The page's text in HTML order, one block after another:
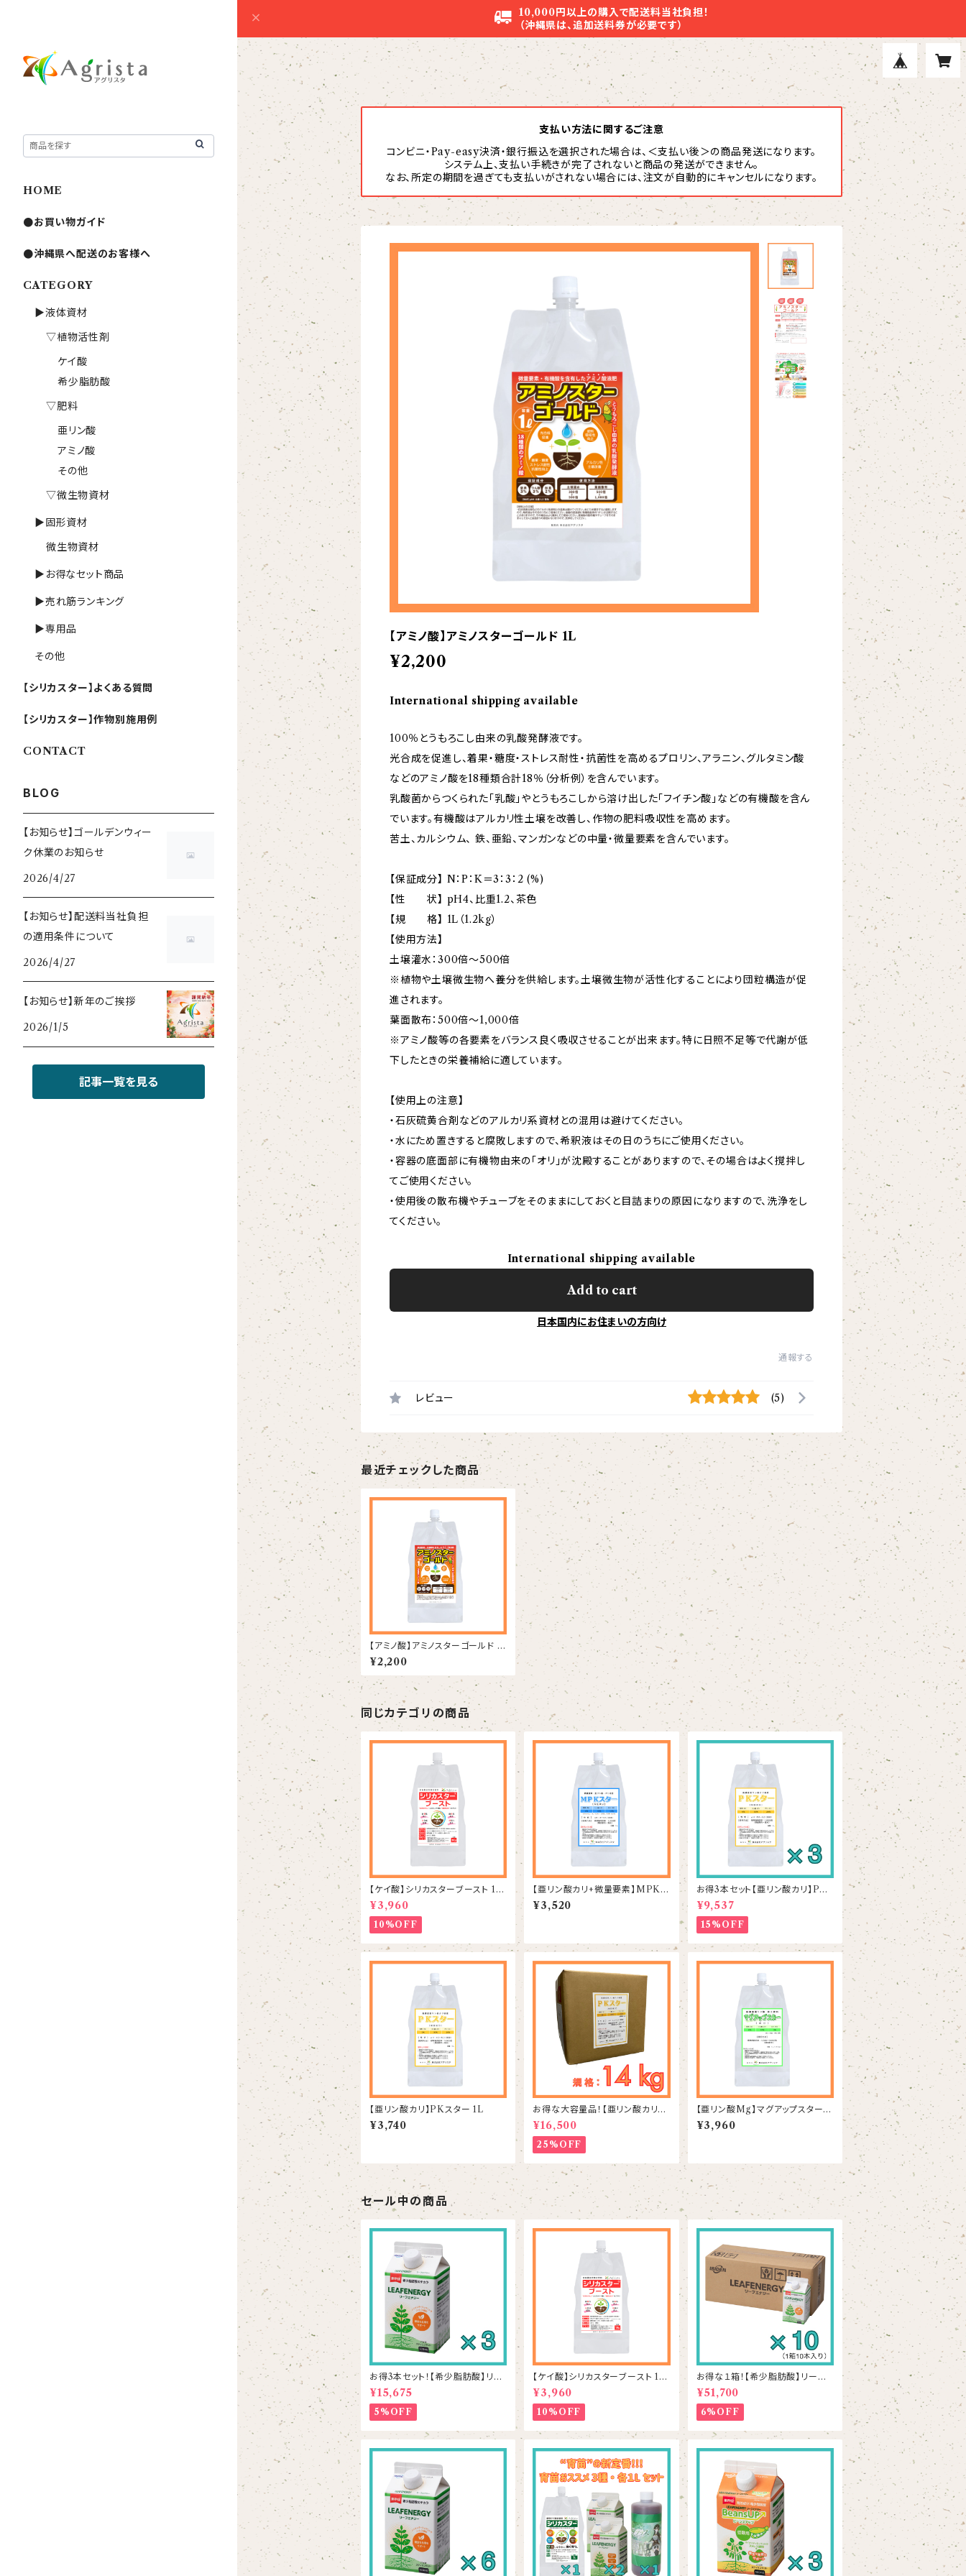
10,000円以上の購入で配送料当社負担！
（沖縄県は、追加送料券が必要です）
支払い方法に関するご注意
コンビニ・Pay-easy決済・銀行振込を選択された場合は、＜支払い後＞の商品発送になります。
システム上、支払い手続きが完了されないと商品の発送ができません。
なお、所定の期間を過ぎても支払いがされない場合には、注文が自動的にキャンセルになります。
【アミノ酸】アミノスターゴールド 1L
¥2,200
International shipping available
100％とうもろこし由来の乳酸発酵液です。
光合成を促進し、着果・糖度・ストレス耐性・抗菌性を高めるプロリン、アラニン、グルタミン酸
などのアミノ酸を18種類合計18％（分析例）を含んでいます。
乳酸菌からつくられた「乳酸」やとうもろこしから溶け出した「フイチン酸」などの有機酸を含ん
でいます。有機酸はアルカリ性土壌を改善し、作物の肥料吸収性を高めます。
苦土、カルシウム、 鉄、亜鉛、マンガンなどの中量・微量要素を含んでいます。
【保証成分】 N：P：K＝3：3：2 (%)
【性 状】 pH4、比重1.2、茶色
【規 格】 1L（1.2kg）
【使用方法】
土壌灌水：300倍～500倍
※植物や土壌微生物へ養分を供給します。土壌微生物が活性化することにより団粒構造が促
進されます。
葉面散布：500倍～1,000倍
※アミノ酸等の各要素をバランス良く吸収させることが出来ます。特に日照不足等で代謝が低
下したときの栄養補給に適しています。
【使用上の注意】
・石灰硫黄合剤などのアルカリ系資材との混用は避けてください。
・水にため置きすると腐敗しますので、希釈液はその日のうちにご使用ください。
・容器の底面部に有機物由来の「オリ」が沈殿することがありますので、その場合はよく撹拌し
てご使用ください。
・使用後の散布機やチューブをそのままにしておくと目詰まりの原因になりますので、洗浄をし
てください。
International shipping available
Add to cart
日本国内にお住まいの方向け
通報する
レビュー (5)
最近チェックした商品
【アミノ酸】アミノスターゴールド 1
L
¥2,200
同じカテゴリの商品
【ケイ酸】シリカスターブースト 1k
g
¥3,960
10%OFF
【亜リン酸カリ+微量要素】MPKス
ター 1L
¥3,520
お得3本セット【亜リン酸カリ】PK
スター 1L×3本
¥9,537
15%OFF
【亜リン酸カリ】PKスター 1L
¥3,740
お得な大容量品！【亜リン酸カリ】P
Kスター 14kg
¥16,500
25%OFF
【亜リン酸Mg】マグアップスター 1
L
¥3,960
セール中の商品
お得3本セット！【希少脂肪酸】リー
フエナジー 500mL×3本
¥15,675
5%OFF
【ケイ酸】シリカスターブースト 1k
g
¥3,960
10%OFF
お得な１箱！【希少脂肪酸】リーフ
エナジー 500mL×10本
¥51,700
6%OFF
HOME
●お買い物ガイド
●沖縄県へ配送のお客様へ
CATEGORY
▶液体資材
▽植物活性剤
ケイ酸
希少脂肪酸
▽肥料
亜リン酸
アミノ酸
その他
▽微生物資材
▶固形資材
微生物資材
▶お得なセット商品
▶売れ筋ランキング
▶専用品
その他
【シリカスター】よくある質問
【シリカスター】作物別施用例
CONTACT
BLOG
【お知らせ】ゴールデンウィー
ク休業のお知らせ
2026/4/27
【お知らせ】配送料当社負担
の適用条件について
2026/4/27
【お知らせ】新年のご挨拶
2026/1/5
記事一覧を見る